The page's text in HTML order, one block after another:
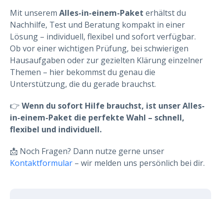
Mit unserem Alles-in-einem-Paket erhältst du
Nachhilfe, Test und Beratung kompakt in einer
Lösung – individuell, flexibel und sofort verfügbar.
Ob vor einer wichtigen Prüfung, bei schwierigen
Hausaufgaben oder zur gezielten Klärung einzelner
Themen – hier bekommst du genau die
Unterstützung, die du gerade brauchst.
👉 Wenn du sofort Hilfe brauchst, ist unser Alles-
in-einem-Paket die perfekte Wahl – schnell,
flexibel und individuell.
📩 Noch Fragen? Dann nutze gerne unser
Kontaktformular – wir melden uns persönlich bei dir.